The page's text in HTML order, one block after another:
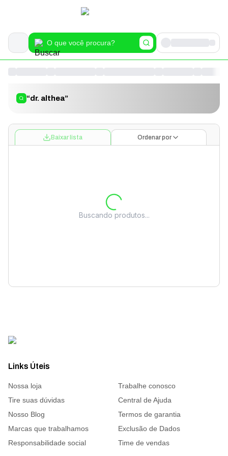
“dr. althea”
Baixar lista Ordenar por
Buscando produtos...
Links Úteis
Nossa loja
Trabalhe conosco
Tire suas dúvidas
Central de Ajuda
Nosso Blog
Termos de garantia
Marcas que trabalhamos
Exclusão de Dados
Responsabilidade social
Time de vendas